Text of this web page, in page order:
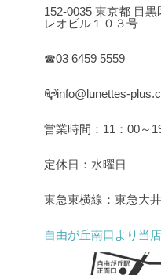
152-0035 東京都 目
レオビル１０３号
☎03 6459 5559
📪info@lunettes-
営業時間：11：00～
定休日：水曜日
東急東横線：東急大
自由が丘南口より当